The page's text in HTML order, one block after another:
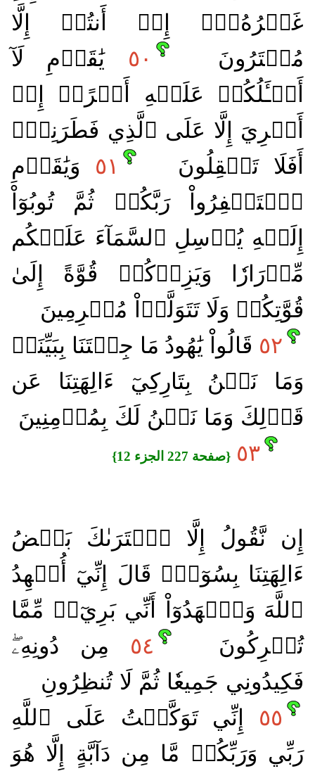
غَيۡرُهُۥٓۖ إِنۡ أَنتُمۡ إِلَّا
مُفۡتَرُونَ
٥٠ يَٰقَوۡمِ لَآ
أَسۡـَٔلُكُمۡ عَلَيۡهِ أَجۡرًاۖ إِنۡ
أَجۡرِيَ إِلَّا عَلَى ٱلَّذِي فَطَرَنِيٓۚ
أَفَلَا تَعۡقِلُونَ
٥١ وَيَٰقَوۡمِ
ٱسۡتَغۡفِرُواْ رَبَّكُمۡ ثُمَّ تُوبُوٓاْ
إِلَيۡهِ يُرۡسِلِ ٱلسَّمَآءَ عَلَيۡكُم
مِّدۡرَارٗا وَيَزِدۡكُمۡ قُوَّةً إِلَىٰ
قُوَّتِكُمۡ وَلَا تَتَوَلَّوۡاْ مُجۡرِمِينَ
٥٢ قَالُواْ يَٰهُودُ مَا جِئۡتَنَا بِبَيِّنَةٖ
وَمَا نَحۡنُ بِتَارِكِيٓ ءَالِهَتِنَا عَن
قَوۡلِكَ وَمَا نَحۡنُ لَكَ بِمُؤۡمِنِينَ
٥٣ {صفحة 227 الجزء 12}
إِن نَّقُولُ إِلَّا ٱعۡتَرَىٰكَ بَعۡضُ
ءَالِهَتِنَا بِسُوٓءٖۗ قَالَ إِنِّيٓ أُشۡهِدُ
ٱللَّهَ وَٱشۡهَدُوٓاْ أَنِّي بَرِيٓءٞ مِّمَّا
تُشۡرِكُونَ
٥٤ مِن دُونِهِۦۖ
فَكِيدُونِي جَمِيعٗا ثُمَّ لَا تُنظِرُونِ
٥٥ إِنِّي تَوَكَّلۡتُ عَلَى ٱللَّهِ
رَبِّي وَرَبِّكُمۚ مَّا مِن دَآبَّةٍ إِلَّا هُوَ